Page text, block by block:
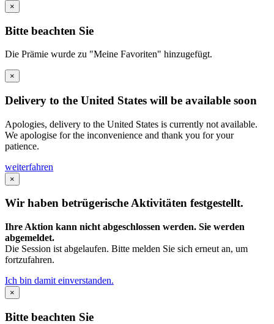
×
Bitte beachten Sie
Die Prämie wurde zu "Meine Favoriten" hinzugefügt.
×
Delivery to the United States will be available soon
Apologies, delivery to the United States is currently not available.
We apologise for the inconvenience and thank you for your
patience.
weiterfahren
×
Wir haben betrügerische Aktivitäten festgestellt.
Ihre Aktion kann nicht abgeschlossen werden. Sie werden
abgemeldet.
Die Session ist abgelaufen. Bitte melden Sie sich erneut an, um
fortzufahren.
Ich bin damit einverstanden.
×
Bitte beachten Sie